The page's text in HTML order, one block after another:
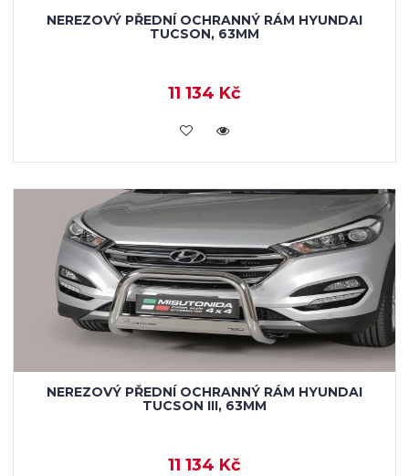
NEREZOVÝ PŘEDNÍ OCHRANNÝ RÁM HYUNDAI
TUCSON, 63MM
11 134 Kč
KOUPIT
NEREZOVÝ PŘEDNÍ OCHRANNÝ RÁM HYUNDAI
TUCSON III, 63MM
11 134 Kč